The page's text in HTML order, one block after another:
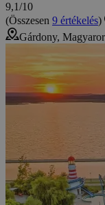
9,1/10
(Összesen 9 értékelés)
Gárdony,